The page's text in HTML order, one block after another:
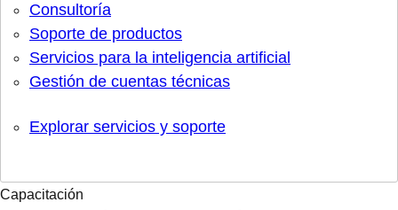
Consultoría
Soporte de productos
Servicios para la inteligencia artificial
Gestión de cuentas técnicas
Explorar servicios y soporte
Capacitación